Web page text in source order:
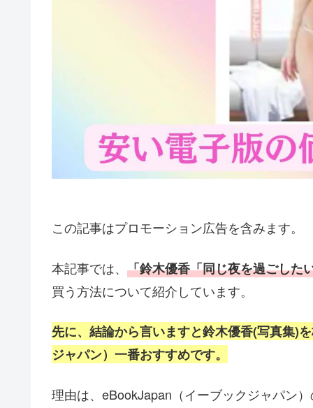
この記事はプロモーション広告を含みます。
本記事では、 「鈴木優香「同じ夜を過ごした
買う方法について紹介しています。
先に、結論から言いますと鈴木優香(写真集)
ジャパン）一番おすすめです。
理由は、eBookJapan（イーブックジャパン